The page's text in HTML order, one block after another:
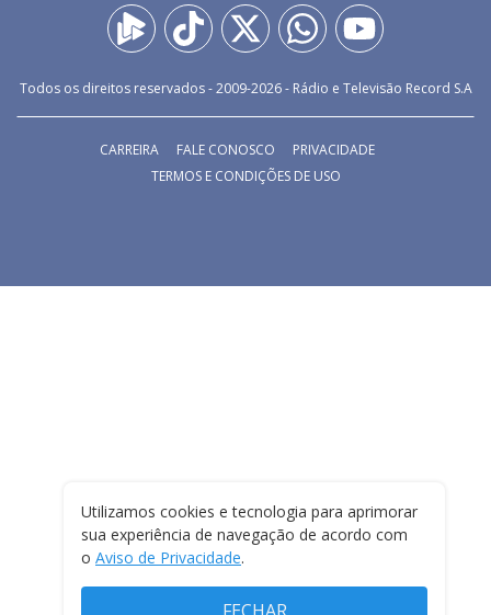
Todos os direitos reservados - 2009-2026- Rádio e Televisão Record S.A
CARREIRA FALE CONOSCO
PRIVACIDADE
TERMOS E CONDIÇÕES DE USO
Utilizamos cookies e tecnologia para aprimorar
sua experiência de navegação de acordo com
o Aviso de Privacidade.